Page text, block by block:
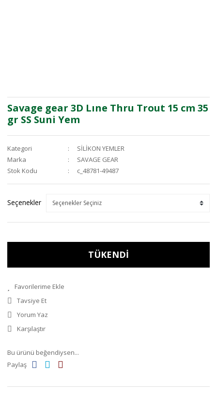
Savage gear 3D Lıne Thru Trout 15 cm 35
gr SS Suni Yem
Kategori
SİLİKON YEMLER
Marka
SAVAGE GEAR
Stok Kodu
c_48781-49487
Seçenekler
TÜKENDİ
Tavsiye Et
Yorum Yaz
Karşılaştır
Bu ürünü beğendiysen...
Paylaş